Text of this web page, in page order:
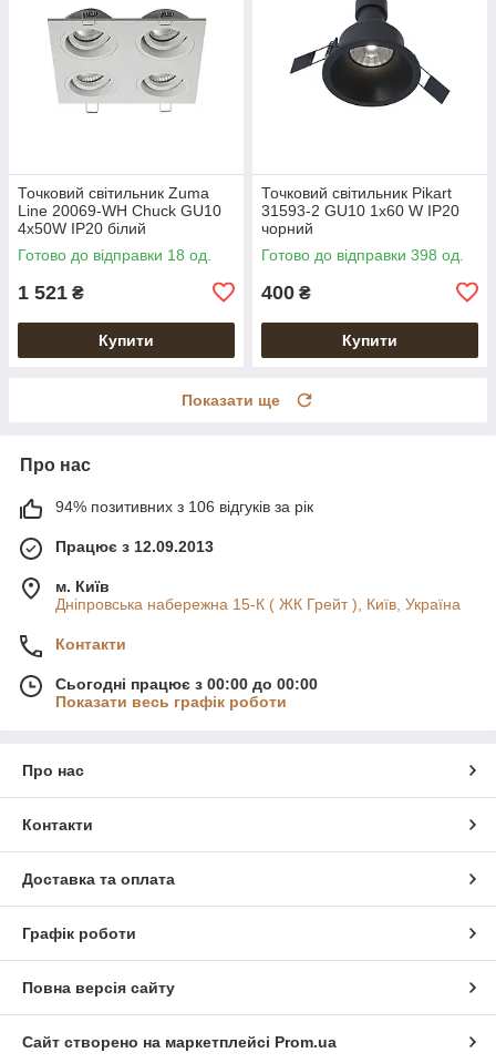
Точковий світильник Zuma
Line 20069-WH Chuck GU10
4x50W IP20 білий
Готово до відправки 18 од.
1 521 ₴
Купити
Точковий світильник Pikart
31593-2 GU10 1x60 W IP20
чорний
Готово до відправки 398 од.
400 ₴
Купити
Показати ще
Про нас
94% позитивних з 106 відгуків за рік
Працює з 12.09.2013
м. Київ
Дніпровська набережна 15-К ( ЖК Грейт ), Київ, Україна
Контакти
Сьогодні працює з 00:00 до 00:00
Показати весь графік роботи
Про нас
Контакти
Доставка та оплата
Графік роботи
Повна версія сайту
Сайт створено на маркетплейсі Prom.ua